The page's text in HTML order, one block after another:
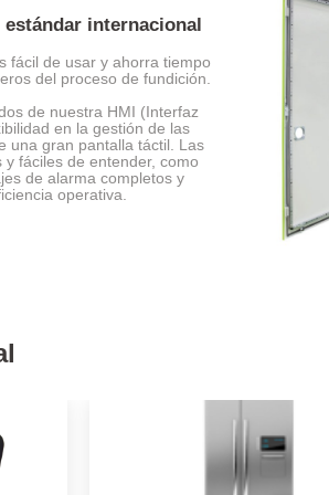
internacional
fácil de usar y ahorra tiempo
del proceso de fundición.
de nuestra HMI (Interfaz
en la gestión de las
una gran pantalla táctil. Las
fáciles de entender, como
de alarma completos y
operativa.